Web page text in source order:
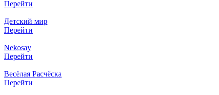
Перейти
Детский мир
Перейти
Nekosay
Перейти
Весёлая Расчёска
Перейти